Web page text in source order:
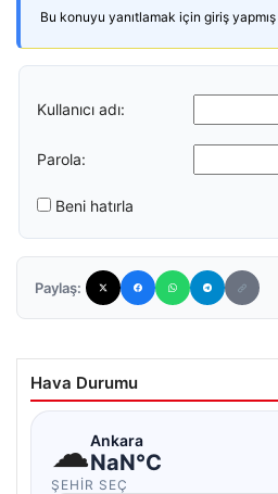
Bu konuyu yanıtlamak için giriş yapmış
Kullanıcı adı:
Parola:
Beni hatırla
Paylaş:
Hava Durumu
☁Ankara
NaN°C
ŞEHIR SEÇ